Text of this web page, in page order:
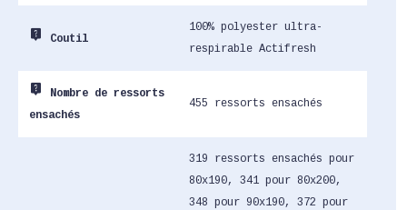
live_help Coutil
100% polyester ultra-
respirable Actifresh
live_help
Nombre de ressorts
ensachés
455 ressorts ensachés
319 ressorts ensachés pour
80x190, 341 pour 80x200,
348 pour 90x190, 372 pour